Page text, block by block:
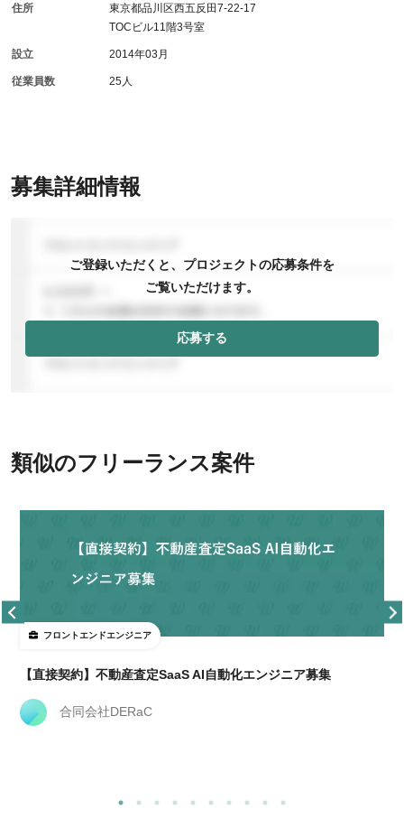
募集詳細情報
ご登録いただくと、プロジェクトの応募条件を
ご覧いただけます。
応募する
住所
東京都品川区西五反田7-22-17
TOCビル11階3号室
設立 2014年03月
従業員数 25人
類似のフリーランス案件
フロントエンドエンジニア
【直接契約】不動産査定SaaS AI自動化エンジニア募集
合同会社DERaC